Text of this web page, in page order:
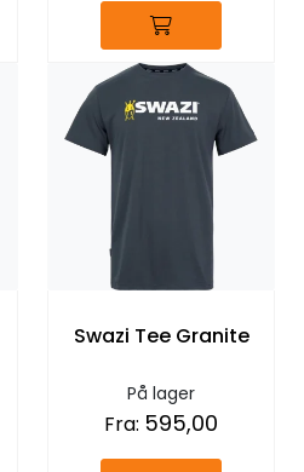
Swazi Tee Granite
På lager
Fra: 595,00